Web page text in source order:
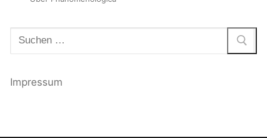
Suchen
nach:
Impressum